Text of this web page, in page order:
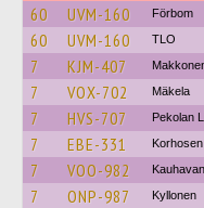
60 UVM-160 Förbom
60 UVM-160 TLO
7 KJM-407
7 VOX-702 Mäkela
7 HVS-707 Pekolan
7 EBE-331
7 VOO-982
7 ONP-987 Kyllonen